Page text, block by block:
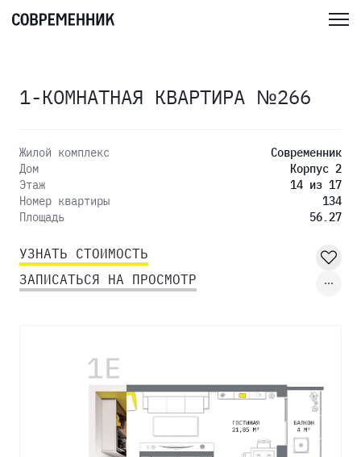
1-КОМНАТНАЯ КВАРТИРА №266
Жилой комплекс
Современник
Дом
Корпус 2
Этаж
14 из 17
Номер квартиры
134
Площадь
56.27
УЗНАТЬ СТОИМОСТЬ
ЗАПИСАТЬСЯ НА ПРОСМОТР